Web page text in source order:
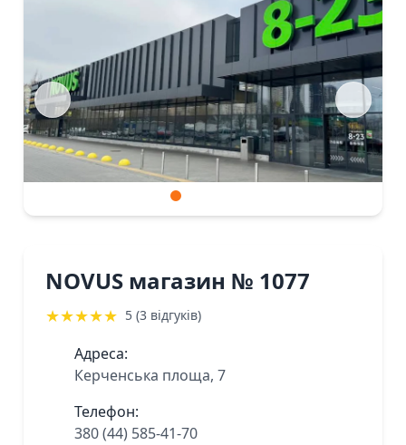
NOVUS магазин № 1077
★★★★★ 5 (3 відгуків)
Адреса:
Керченська площа, 7
Телефон:
380 (44) 585-41-70